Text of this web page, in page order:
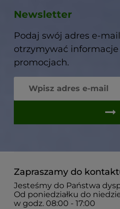
Newsletter
Podaj swój adres e-
otrzymywać
promocjach.
Zapraszamy do
Jesteśmy do Państwa
Od poniedziałku do
w godz. 08:00 - 17:00